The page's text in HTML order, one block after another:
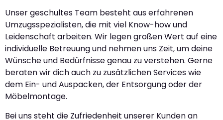
Unser geschultes Team besteht aus erfahrenen
Umzugsspezialisten, die mit viel Know-how und
Leidenschaft arbeiten. Wir legen großen Wert auf eine
individuelle Betreuung und nehmen uns Zeit, um deine
Wünsche und Bedürfnisse genau zu verstehen. Gerne
beraten wir dich auch zu zusätzlichen Services wie
dem Ein- und Auspacken, der Entsorgung oder der
Möbelmontage.
Bei uns steht die Zufriedenheit unserer Kunden an